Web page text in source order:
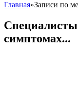
Главная»Записи по
Специалисты
симптомах...